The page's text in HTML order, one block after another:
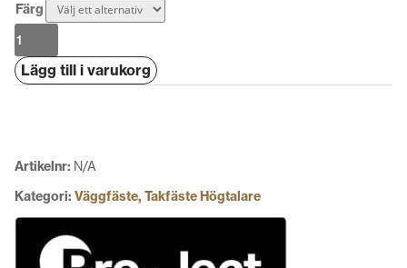
Färg
Pro-
Ject
SB3
Lägg till i varukorg
Artikelnr: N/A
Kategori: Väggfäste, Takfäste Högtalare